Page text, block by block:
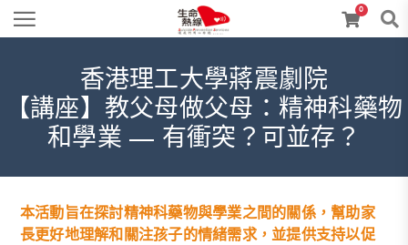
0
香港理工大學蔣震劇院
【講座】教父母做父母：精神科藥物
和學業 — 有衝突？可並存？
本活動旨在探討精神科藥物與學業之間的關係，幫助家
長更好地理解和關注孩子的情緒需求，並提供支持以促